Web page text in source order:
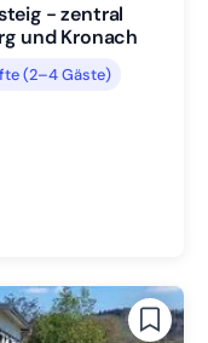
- zentral
und Kronach
(2–4 Gäste)